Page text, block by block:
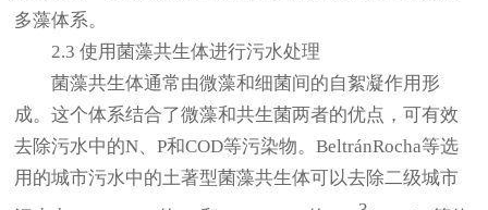
多藻体系。
2.3 使用菌藻共生体进行污水处理
菌藻共生体通常由微藻和细菌间的自絮凝作用形
成。这个体系结合了微藻和共生菌两者的优点，可有效
去除污水中的N、P和COD等污染物。BeltránRocha等选
用的城市污水中的土著型菌藻共生体可以去除二级城市